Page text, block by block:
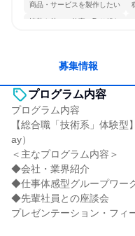
商品・サービスを製作したい
情熱を持って仕事に取り組む
募集情報
プログラム内容
プログラム内容
【総合職「技術系」体験
ay）
＜主なプログラム内容＞
◆会社・業界紹介
◆仕事体感型グループワー
◆先輩社員との座談会
プレゼンテーション・フィ